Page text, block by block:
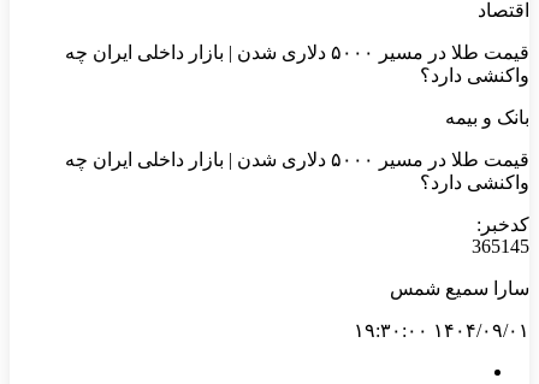
اقتصاد
قیمت طلا در مسیر ۵۰۰۰ دلاری شدن | بازار داخلی ایران چه
واکنشی دارد؟
بانک و بیمه
قیمت طلا در مسیر ۵۰۰۰ دلاری شدن | بازار داخلی ایران چه
واکنشی دارد؟
کدخبر:
365145
سارا سمیع شمس
۱۴۰۴/۰۹/۰۱ ۱۹:۳۰:۰۰